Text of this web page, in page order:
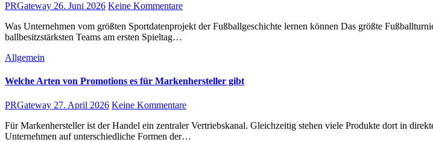
PRGateway 26. Juni 2026 Keine Kommentare
Was Unternehmen vom größten Sportdatenprojekt der Fußballgeschichte lernen können Das größte Fußballturnier aller Zeiten endet seine Vorrunde mit einer schlichten, aber unbequemen Wahrheit: Die vier
ballbesitzstärksten Teams am ersten Spieltag…
Allgemein
Welche Arten von Promotions es für Markenhersteller gibt
PRGateway 27. April 2026 Keine Kommentare
Für Markenhersteller ist der Handel ein zentraler Vertriebskanal. Gleichzeitig stehen viele Produkte dort in direkter Konkurrenz zu anderen Marken. Um Kaufentscheidungen positiv zu beeinflussen, setzen
Unternehmen auf unterschiedliche Formen der…